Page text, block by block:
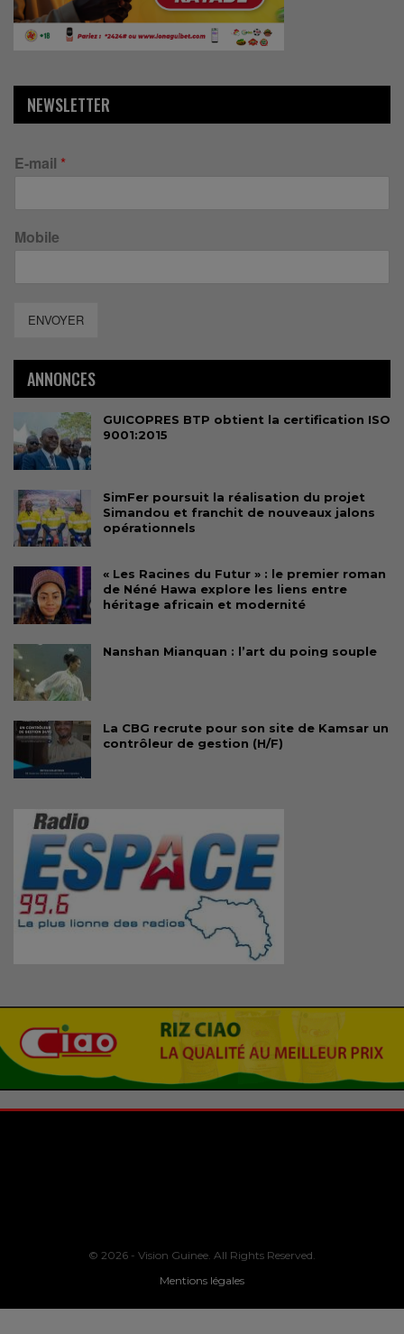
NEWSLETTER
E-mail *
Mobile
ENVOYER
ANNONCES
GUICOPRES BTP obtient la certification ISO
9001:2015
SimFer poursuit la réalisation du projet
Simandou et franchit de nouveaux jalons
opérationnels
« Les Racines du Futur » : le premier roman
de Néné Hawa explore les liens entre
héritage africain et modernité
Nanshan Mianquan : l’art du poing souple
La CBG recrute pour son site de Kamsar un
contrôleur de gestion (H/F)
© 2026 - Vision Guinee. All Rights Reserved.
Mentions légales